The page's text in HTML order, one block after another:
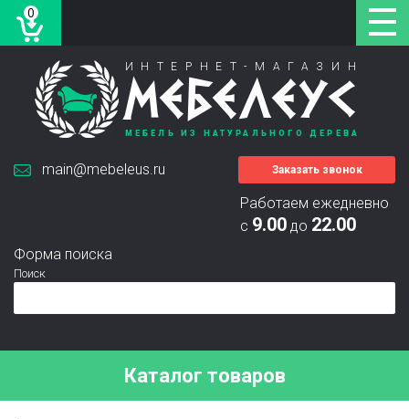
0
ИНТЕРНЕТ-МАГАЗИН
МЕБЕЛЕУС
МЕБЕЛЬ ИЗ НАТУРАЛЬНОГО ДЕРЕВА
Работаем ежедневно
с 9.00 до 22.00
Форма поиска
Поиск
main@mebeleus.ru Заказать звонок
Каталог товаров